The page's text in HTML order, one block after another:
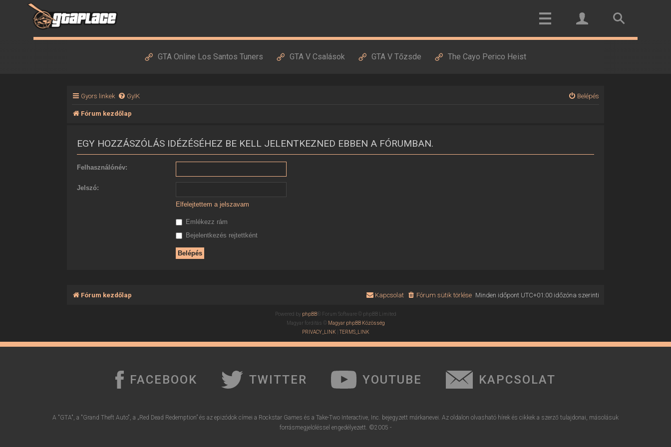
GTA Online Los Santos Tuners GTA V Csalások GTA V Tőzsde The Cayo Perico Heist
Gyors linkek GyIK Belépés
Fórum kezdőlap
EGY HOZZÁSZÓLÁS IDÉZÉSÉHEZ BE KELL JELENTKEZNED EBBEN A FÓRUMBAN.
Felhasználónév:
Jelszó:
Elfelejtettem a jelszavam
Emlékezz rám
Bejelentkezés rejtettként
Fórum kezdőlap Minden időpont UTC+01:00időzóna szerinti
Fórum sütik törlése
Kapcsolat
Powered by phpBB® Forum Software © phpBB Limited
Magyar fordítás © Magyar phpBB Közösség
PRIVACY_LINK |TERMS_LINK
FACEBOOK TWITTER YOUTUBE KAPCSOLAT
A "GTA", a "Grand Theft Auto", a „Red Dead Redemption” és az epizódok címei a Rockstar Games és a Take-Two Interactive, Inc. bejegyzett márkanevei. Az oldalon olvasható hírek és cikkek a szerző tulajdonai, másolásuk
forrásmegjelöléssel engedélyezett. ©2005 -